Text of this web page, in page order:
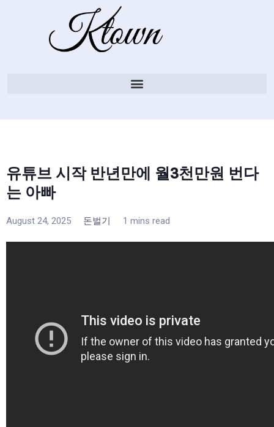
유튜브 시작 반년만에 월3천만원 번다
는 아빠
August 24, 2025 돈벌기 1 mins read